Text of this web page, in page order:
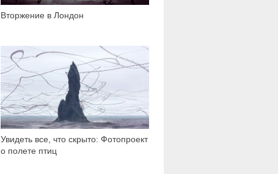
Вторжение в Лондон
Увидеть все, что скрыто: Фотопроект
о полете птиц